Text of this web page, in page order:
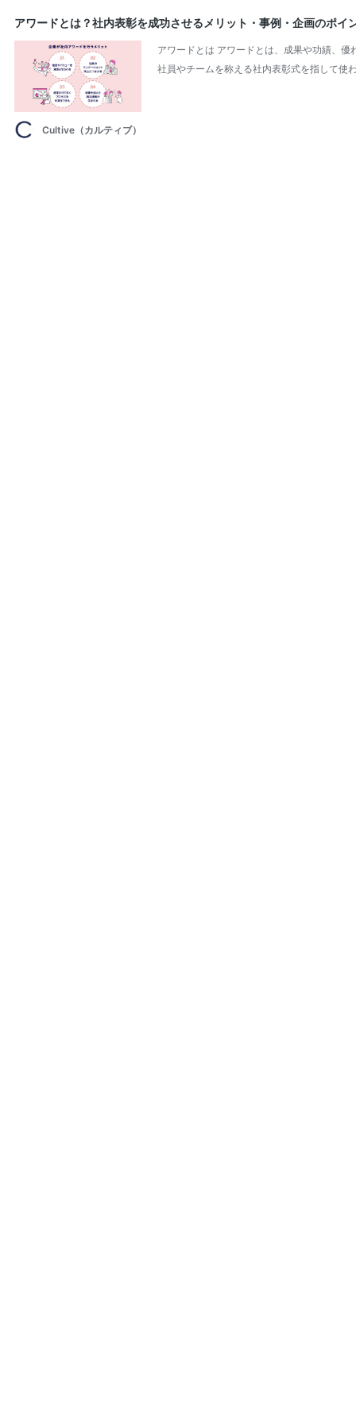
アワードとは？社内表彰を成功させるメリット・事例・企画のポイ
アワードとは アワードとは、成果や功績、
社員やチームを称える社内表彰式を指して
Cultive（カルティブ）